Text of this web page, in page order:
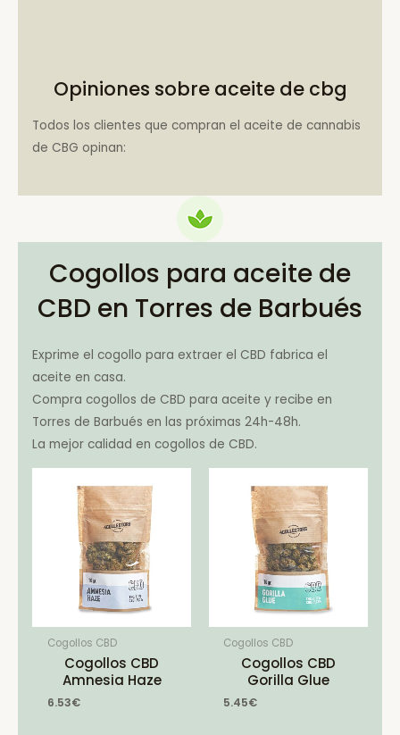
Opiniones sobre aceite de cbg
Todos los clientes que compran el aceite de cannabis
de CBG opinan:
Cogollos para aceite de
CBD en Torres de Barbués
Exprime el cogollo para extraer el CBD fabrica el
aceite en casa.
Compra cogollos de CBD para aceite y recibe en
Torres de Barbués en las próximas 24h-48h.
La mejor calidad en cogollos de CBD.
Cogollos CBD
Cogollos CBD
Amnesia Haze
6.53€
Cogollos CBD
Cogollos CBD
Gorilla Glue
5.45€